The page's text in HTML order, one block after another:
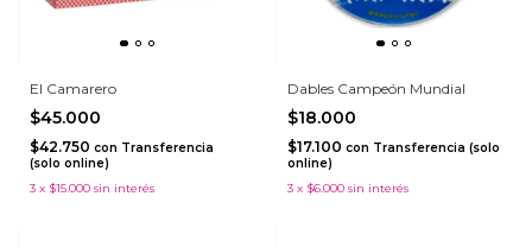
El Camarero
$45.000
$42.750 con Transferencia
(solo online)
3 x $15.000 sin interés
Dables Campeón Mundial
$18.000
$17.100 con Transferencia (solo
online)
3 x $6.000 sin interés